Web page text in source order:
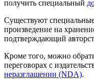
получить специальный
Существуют
произведение на
подтверждающий
Кроме того, можно
переговорах с
неразглашении (NDA).